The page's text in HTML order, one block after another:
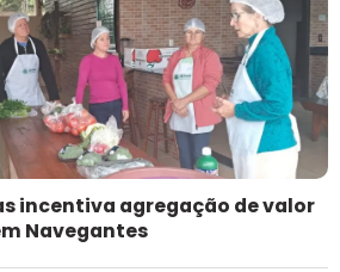
incentiva agregação de valor
Navegantes